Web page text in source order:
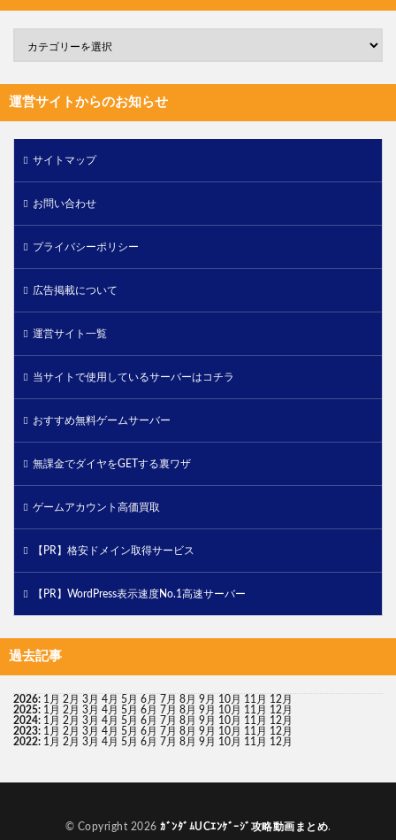
運営サイトからのお知らせ
サイトマップ
お問い合わせ
プライバシーポリシー
広告掲載について
運営サイト一覧
当サイトで使用しているサーバーはコチラ
おすすめ無料ゲームサーバー
無課金でダイヤをGETする裏ワザ
ゲームアカウント高価買取
【PR】格安ドメイン取得サービス
【PR】WordPress表示速度No.1高速サーバー
過去記事
2026: 1月 2月 3月 4月 5月 6月 7月 8月 9月 10月 11月 12月
2025: 1月 2月 3月 4月 5月 6月 7月 8月 9月 10月 11月 12月
2024: 1月 2月 3月 4月 5月 6月 7月 8月 9月 10月 11月 12月
2023: 1月 2月 3月 4月 5月 6月 7月 8月 9月 10月 11月 12月
2022: 1月 2月 3月 4月 5月 6月 7月 8月 9月 10月 11月 12月
© Copyright 2026 ｶﾞﾝﾀﾞﾑUCｴﾝｹﾞｰｼﾞ攻略動画まとめ.